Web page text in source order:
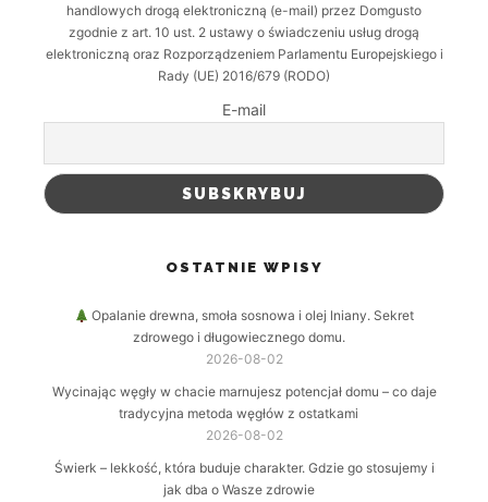
handlowych drogą elektroniczną (e-mail) przez Domgusto
zgodnie z art. 10 ust. 2 ustawy o świadczeniu usług drogą
elektroniczną oraz Rozporządzeniem Parlamentu Europejskiego i
Rady (UE) 2016/679 (RODO)
E-mail
OSTATNIE WPISY
Opalanie drewna, smoła sosnowa i olej lniany. Sekret
zdrowego i długowiecznego domu.
2026-08-02
Wycinając węgły w chacie marnujesz potencjał domu – co daje
tradycyjna metoda węgłów z ostatkami
2026-08-02
Świerk – lekkość, która buduje charakter. Gdzie go stosujemy i
jak dba o Wasze zdrowie